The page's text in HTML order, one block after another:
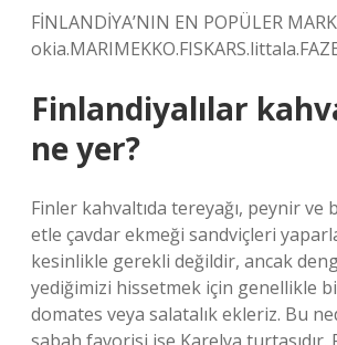
FİNLANDİYA’NIN EN POPÜLER
Finlandiyalılar
ne yer?
Finler kahvaltıda tereyağı, peynir ve
etle çavdar ekmeği sandviçleri
kesinlikle gerekli değildir, ancak
yediğimizi hissetmek için genellikle
domates veya salatalık ekleriz. Bu